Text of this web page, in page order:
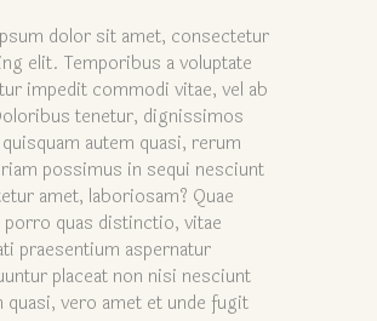
dolor sit amet, consectetur
elit. Temporibus a voluptate
impedit commodi vitae, vel ab
tenetur, dignissimos
autem quasi, rerum
possimus in sequi nesciunt
amet, laboriosam? Quae
porro quas distinctio, vitae
praesentium aspernatur
placeat non nisi nesciunt
quasi, vero amet et unde fugit